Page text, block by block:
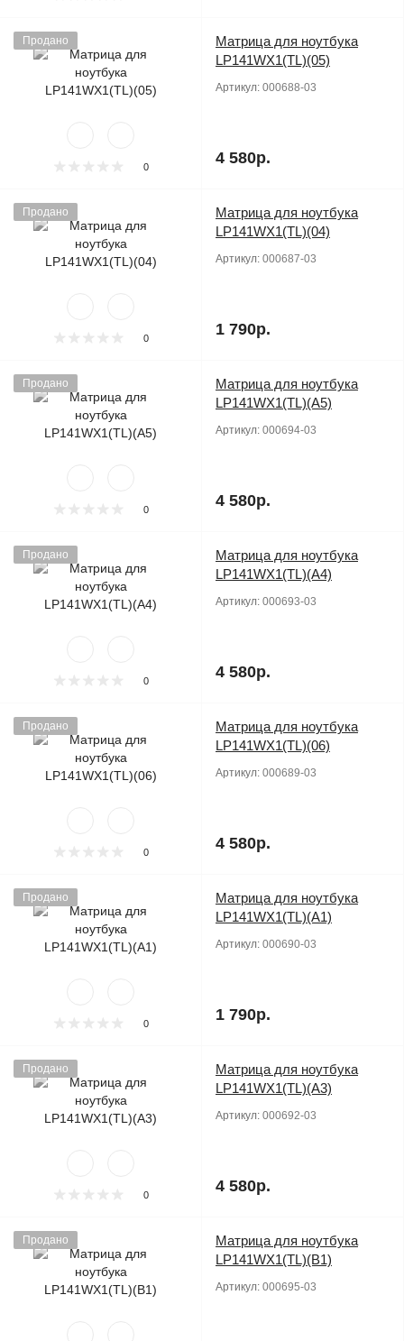
Продано
0
Матрица для ноутбука
LP141WX1(TL)(05)
Артикул: 000688-03
4 580р.
Продано
0
Матрица для ноутбука
LP141WX1(TL)(04)
Артикул: 000687-03
1 790р.
Продано
0
Матрица для ноутбука
LP141WX1(TL)(A5)
Артикул: 000694-03
4 580р.
Продано
0
Матрица для ноутбука
LP141WX1(TL)(A4)
Артикул: 000693-03
4 580р.
Продано
0
Матрица для ноутбука
LP141WX1(TL)(06)
Артикул: 000689-03
4 580р.
Продано
0
Матрица для ноутбука
LP141WX1(TL)(A1)
Артикул: 000690-03
1 790р.
Продано
0
Матрица для ноутбука
LP141WX1(TL)(A3)
Артикул: 000692-03
4 580р.
Продано
Матрица для ноутбука
LP141WX1(TL)(B1)
Артикул: 000695-03